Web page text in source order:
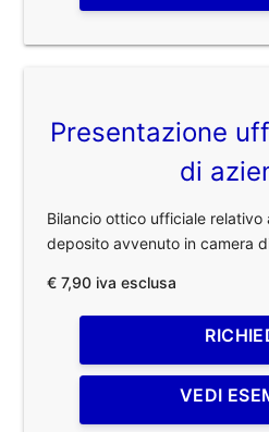
Presentazione
di
Bilancio ottico ufficiale relativo
deposito avvenuto in camera
€ 7,90 iva esclusa
VEDI